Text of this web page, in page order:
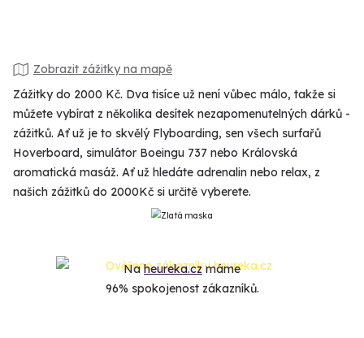
Zobrazit zážitky na mapě
Zážitky do 2000 Kč. Dva tisíce už není vůbec málo, takže si
můžete vybírat z několika desítek nezapomenutelných dárků -
zážitků. Ať už je to skvělý Flyboarding, sen všech surfařů
Hoverboard, simulátor Boeingu 737 nebo Královská
aromatická masáž. Ať už hledáte adrenalin nebo relax, z
našich zážitků do 2000Kč si určitě vyberete.
Naheureka.czmáme
96% spokojenost zákazníků.